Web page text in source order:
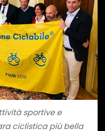
sportive e
ciclistica più bella